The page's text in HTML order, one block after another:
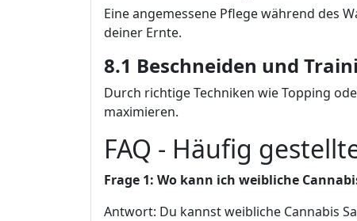
Eine angemessene Pflege während des
deiner Ernte.
8.1 Beschneiden und
Durch richtige Techniken wie Topping
maximieren.
FAQ - Häufig
Frage 1: Wo kann ich weibliche
Antwort: Du kannst weibliche Cannabis